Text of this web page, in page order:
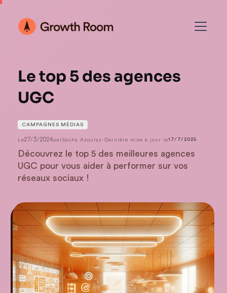
Le top 5 des agences
UGC
CAMPAGNES MÉDIAS
Le27/3/2024parSacha Azoulay- Dernière mise à jour le17/7/2025
Découvrez le top 5 des meilleures agences
UGC pour vous aider à performer sur vos
réseaux sociaux !